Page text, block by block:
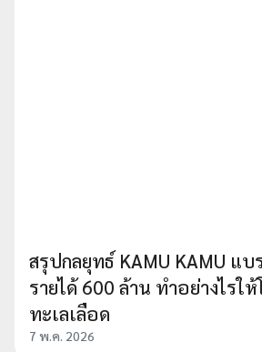
สรุปกลยุทธ์ KAMU KAMU แ
รายได้ 600 ล้าน ทำอย่างไรใ
ทะเลเลือด
7 พ.ค. 2026